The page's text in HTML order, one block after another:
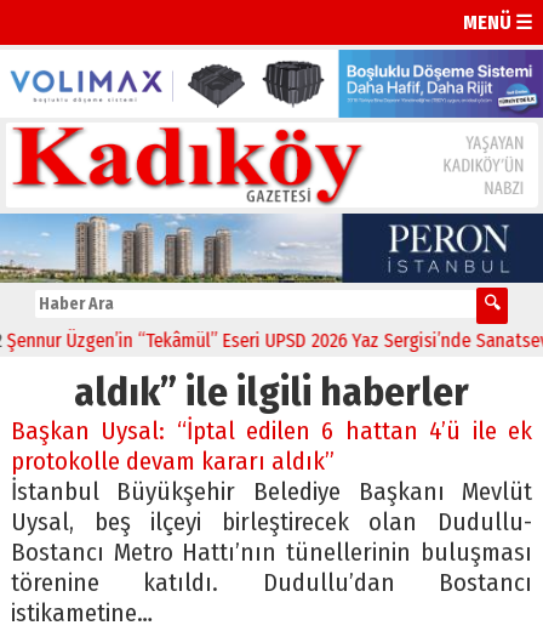
MENÜ ☰
Üzgen’in “Tekâmül” Eseri UPSD 2026 Yaz Sergisi’nde
aldık” ile ilgili haberler
Başkan Uysal: “İptal edilen 6 hattan 4’ü ile ek
protokolle devam kararı aldık”
İstanbul Büyükşehir Belediye Başkanı Mevlüt
Uysal, beş ilçeyi birleştirecek olan Dudullu-
Bostancı Metro Hattı’nın tünellerinin buluşması
törenine katıldı. Dudullu’dan Bostancı
istikametine…